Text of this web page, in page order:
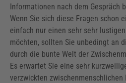
Informationen nach dem Gespräch
Wenn Sie sich diese Fragen schon
einfach nur einen sehr sehr
möchten, sollten Sie unbedingt an
durch die bunte Welt der
Es erwartet Sie eine sehr
verzwickten